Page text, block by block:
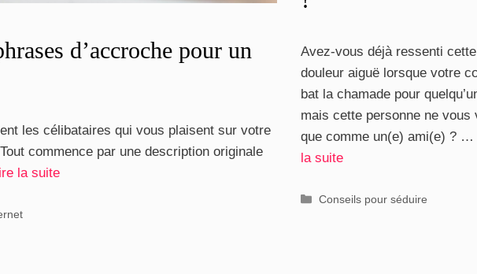
d’accroche pour un
les célibataires qui vous plaisent sur votre
commence par une description originale
la suite
Avez-vous déjà ressenti cette
douleur aiguë lorsque votre
bat la chamade pour
mais cette personne ne vous
que comme un(e) ami(e) ? …
la suite
Catégories
Conseils pour séduire